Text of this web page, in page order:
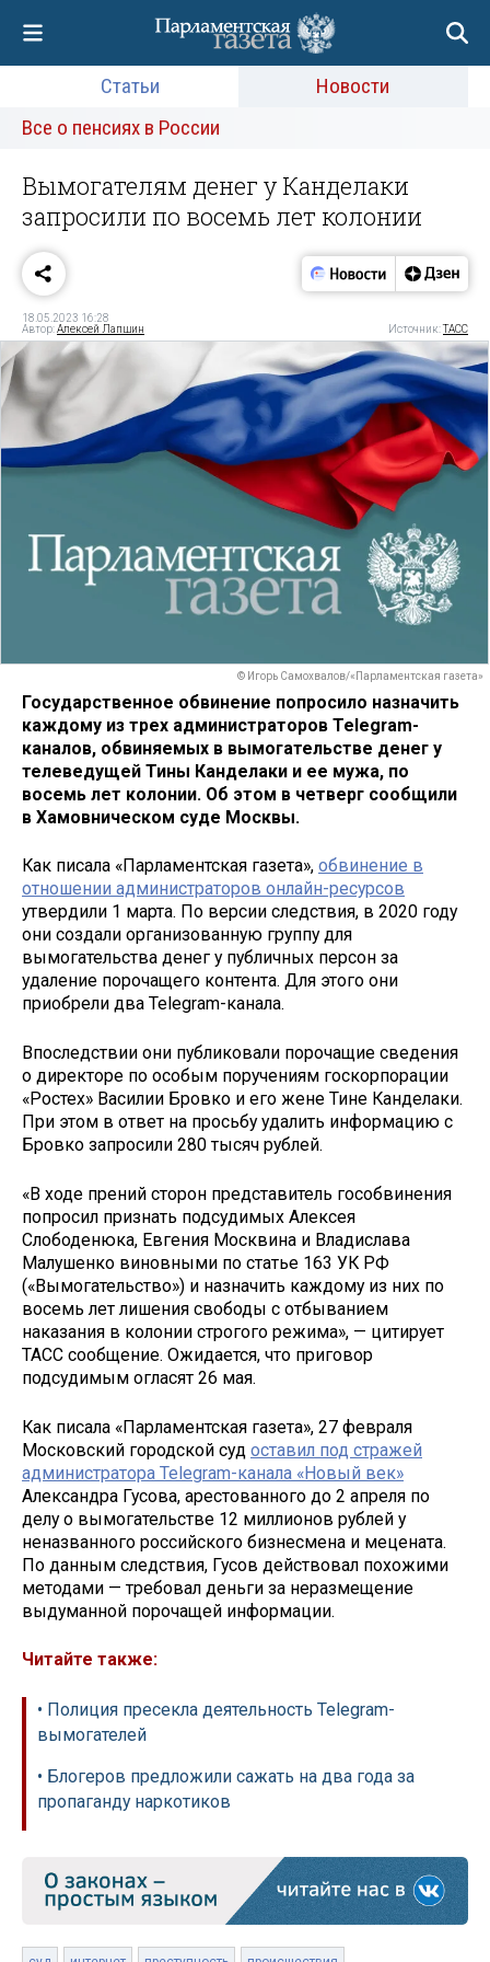
Статьи
Новости
Все о пенсиях в России
Вымогателям денег у Канделаки
запросили по восемь лет колонии
18.05.2023 16:28
Автор:Алексей Лапшин Источник:ТАСС
© Игорь Самохвалов/«Парламентская газета»
Государственное обвинение попросило назначить
каждому из трех администраторов Telegram-
каналов, обвиняемых в вымогательстве денег у
телеведущей Тины Канделаки и ее мужа, по
восемь лет колонии. Об этом в четверг сообщили
в Хамовническом суде Москвы.
Как писала «Парламентская газета», обвинение в
отношении администраторов онлайн-ресурсов
утвердили 1 марта. По версии следствия, в 2020 году
они создали организованную группу для
вымогательства денег у публичных персон за
удаление порочащего контента. Для этого они
приобрели два Telegram-канала.
Впоследствии они публиковали порочащие сведения
о директоре по особым поручениям госкорпорации
«Ростех» Василии Бровко и его жене Тине Канделаки.
При этом в ответ на просьбу удалить информацию с
Бровко запросили 280 тысяч рублей.
«В ходе прений сторон представитель гособвинения
попросил признать подсудимых Алексея
Слободенюка, Евгения Москвина и Владислава
Малушенко виновными по статье 163 УК РФ
(«Вымогательство») и назначить каждому из них по
восемь лет лишения свободы с отбыванием
наказания в колонии строгого режима», — цитирует
ТАСС сообщение. Ожидается, что приговор
подсудимым огласят 26 мая.
Как писала «Парламентская газета», 27 февраля
Московский городской суд оставил под стражей
администратора Telegram-канала «Новый век»
Александра Гусова, арестованного до 2 апреля по
делу о вымогательстве 12 миллионов рублей у
неназванного российского бизнесмена и мецената.
По данным следствия, Гусов действовал похожими
методами — требовал деньги за неразмещение
выдуманной порочащей информации.
Читайте также:
• Полиция пресекла деятельность Telegram-
вымогателей
• Блогеров предложили сажать на два года за
пропаганду наркотиков